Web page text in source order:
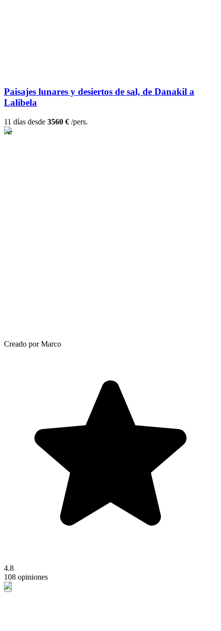
Paisajes lunares y desiertos de sal, de Danakil a
Lalibela
11 días desde 3560 € /pers.
Creado por Marco
4.8
108 opiniones